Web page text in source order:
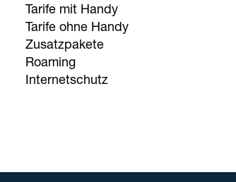
Tarife mit Handy
Tarife ohne Handy
Zusatzpakete
Roaming
Internetschutz